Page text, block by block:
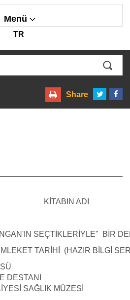
Menü
TR
Share
KİTABIN ADI
SEÇTİKLERİYLE" BİR
TARİHİ (HAZIR BİLGİ
DESTANI
SAĞLIK MÜZESİ